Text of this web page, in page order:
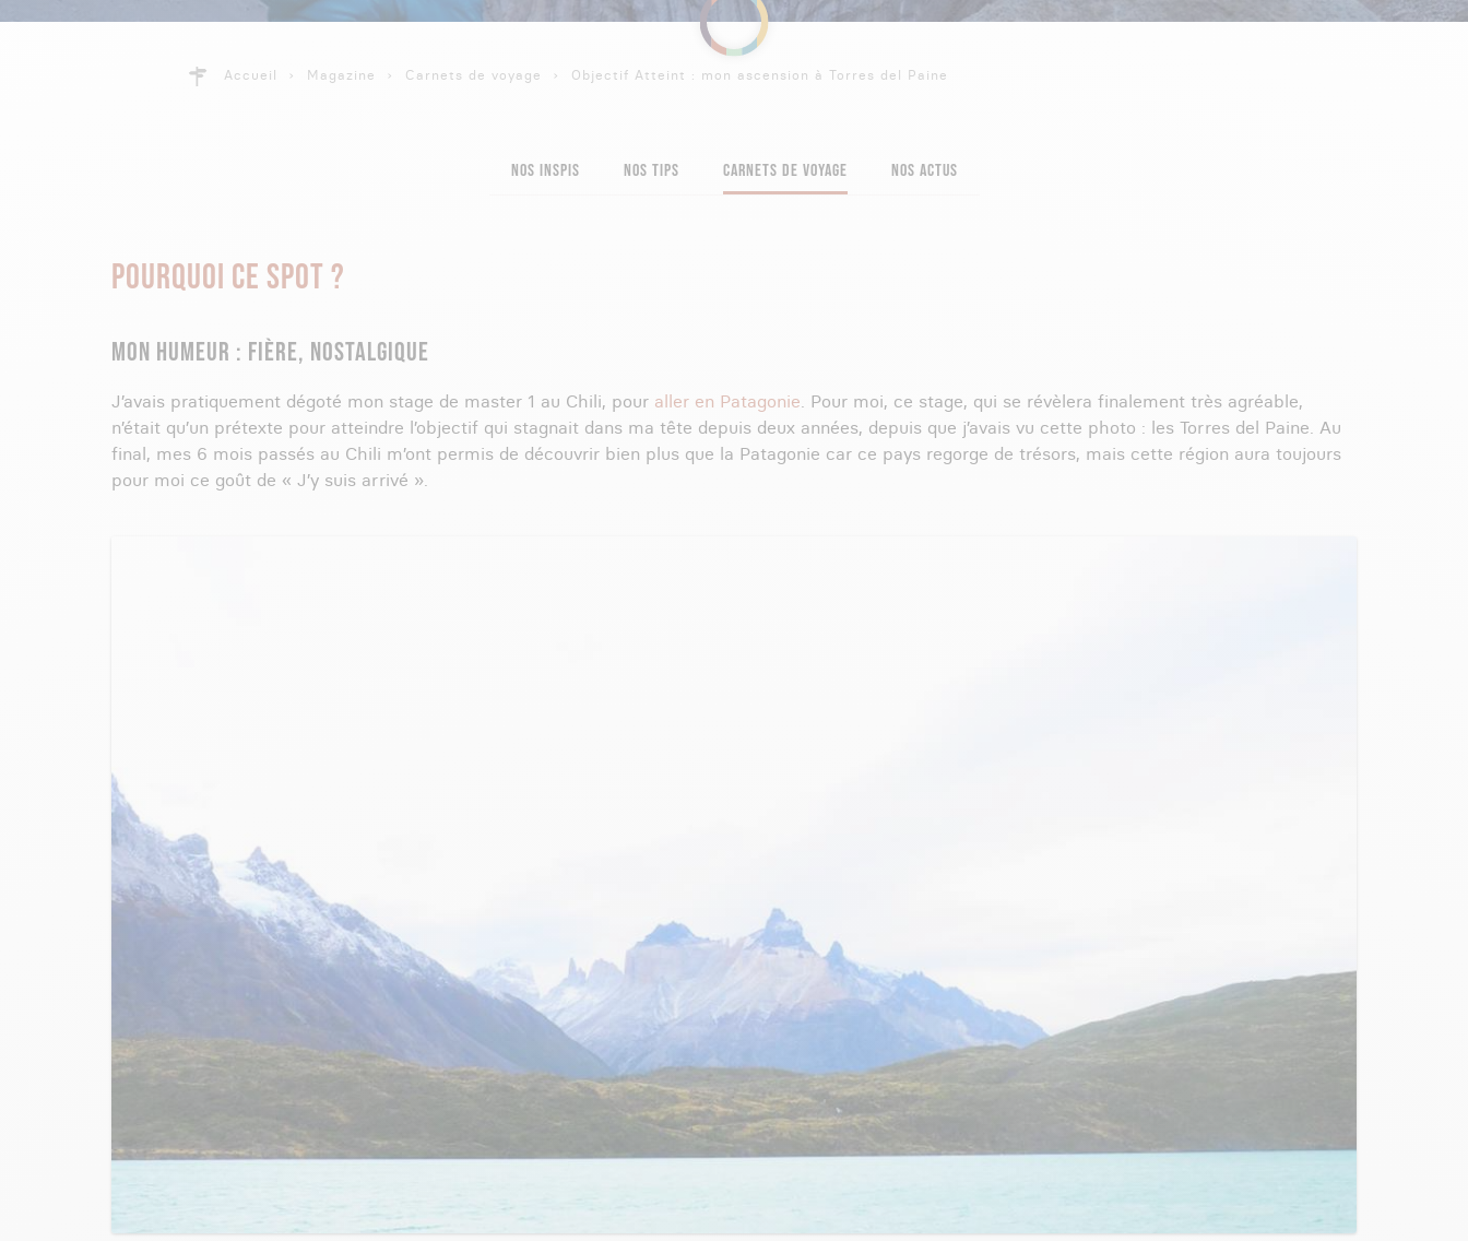
Accueil Magazine Carnets de voyage Objectif Atteint : mon ascension à Torres del Paine
NOS INSPIS NOS TIPS CARNETS DE VOYAGE NOS ACTUS
POURQUOI CE SPOT ?
MON HUMEUR : FIÈRE, NOSTALGIQUE
J’avais pratiquement dégoté mon stage de master 1 au Chili, pour aller en Patagonie. Pour moi, ce stage, qui se révèlera finalement très agréable,
n’était qu’un prétexte pour atteindre l’objectif qui stagnait dans ma tête depuis deux années, depuis que j’avais vu cette photo : les Torres del Paine. Au
final, mes 6 mois passés au Chili m’ont permis de découvrir bien plus que la Patagonie car ce pays regorge de trésors, mais cette région aura toujours
pour moi ce goût de « J’y suis arrivé ».